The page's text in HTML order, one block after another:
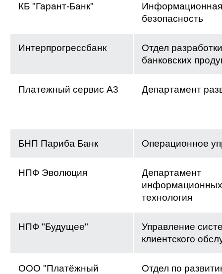
КБ "Гарант-Банк"
Информационная
безопасность
Интерпрогрессбанк
Отдел разработки
банковских
Платежный сервис А3 Департамент
БНП Париба Банк Операционное
НПФ Эволюция
Департамент
информационных
технология
НПФ "Будущее"
Управление
клиентского
ООО "Платёжный
Отдел по